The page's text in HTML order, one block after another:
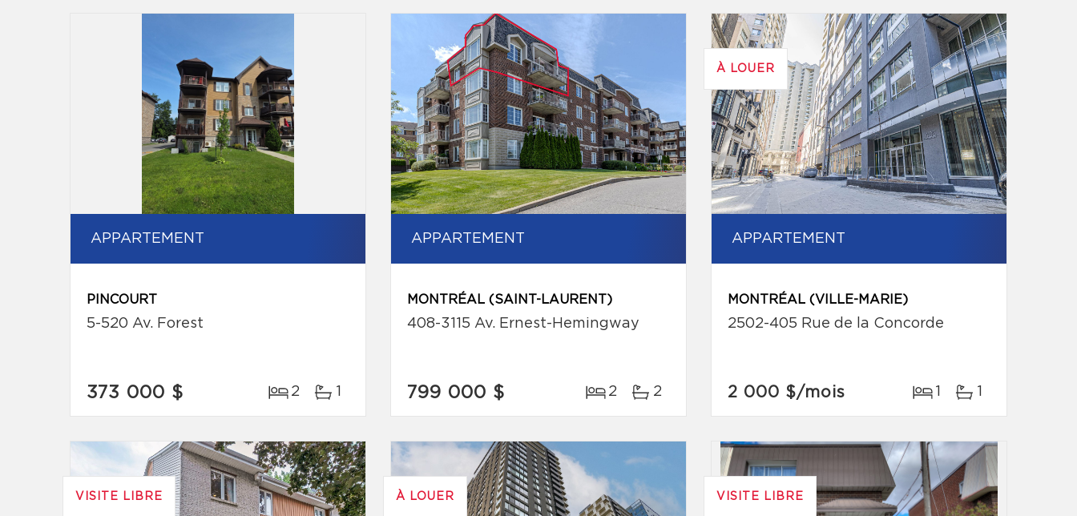
APPARTEMENT
PINCOURT
5-520 Av. Forest
373 000 $ 2 1
APPARTEMENT
MONTRÉAL (SAINT-LAURENT)
408-3115 Av. Ernest-Hemingway
799 000 $ 2 2
À LOUER
APPARTEMENT
MONTRÉAL (VILLE-MARIE)
2502-405 Rue de la Concorde
2 000 $/mois 1 1
VISITE LIBRE À LOUER VISITE LIBRE